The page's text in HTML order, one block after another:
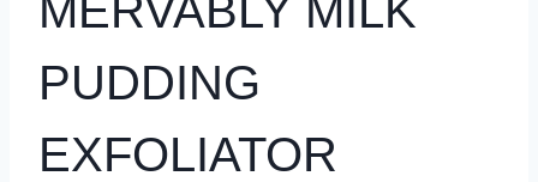
MERVABLY MILK
PUDDING
EXFOLIATOR